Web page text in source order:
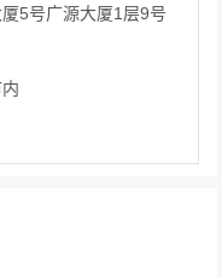
5号广源大厦1层9号